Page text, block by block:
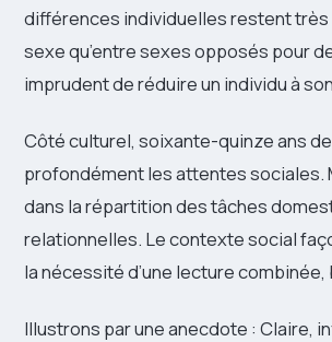
différences individuelles restent très
sexe qu’entre sexes opposés pour
imprudent de réduire un individu à
Côté culturel, soixante-quinze ans
profondément les attentes
dans la répartition des tâches
relationnelles. Le contexte social
la nécessité d’une lecture
Illustrons par une anecdote : Claire,